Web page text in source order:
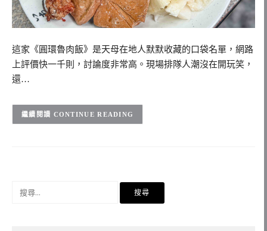
這家《圓環魯肉飯》是天母在地人默默收藏的口袋名單，網路
上評價快一千則，討論度非常高。現場排隊人潮沒在開玩笑，
還…
CONTINUE READING